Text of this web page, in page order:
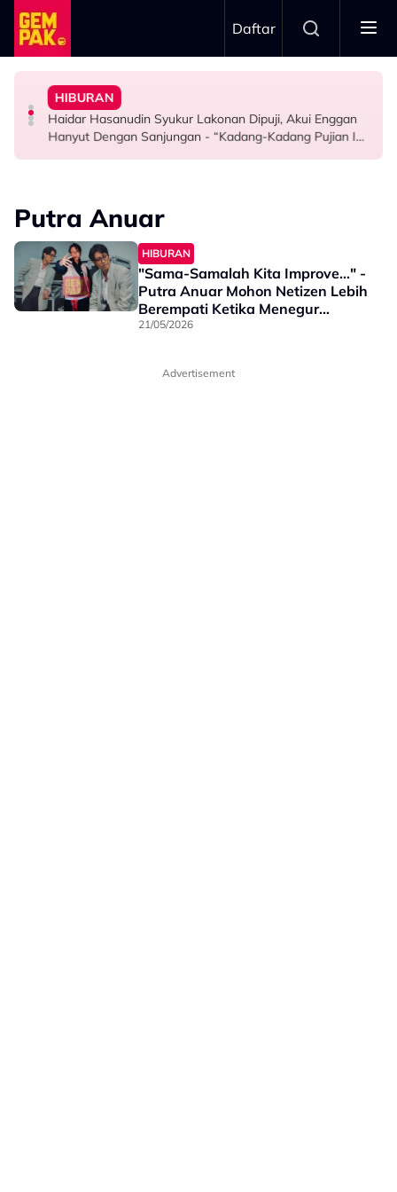
Skip to main content
Daftar
HIBURAN
Bawa Anak Ke Klinik, Syasya Rizal Terkejut Dikenali
Doktor
HIBURAN
Haidar Hasanudin Syukur Lakonan Dipuji, Akui Enggan
Hanyut Dengan Sanjungan - “Kadang-Kadang Pujian Ini
HIBURAN
"Saya Ingat Sampai Bila-Bila..." - Hussain
SELEBRITI
Syida Melvin Serah Isu Hutang Syarikat Kepada
Peguam, Dakwa Masih Belum Dapat Hak - “Saya Dah
Bagi Peluang Selesaikan Dengan Baik Tapi…”
Putra Anuar
HIBURAN
"Sama-Samalah Kita Improve..." -
Putra Anuar Mohon Netizen Lebih
Berempati Ketika Menegur
Penyampai Radio
21/05/2026
Advertisement